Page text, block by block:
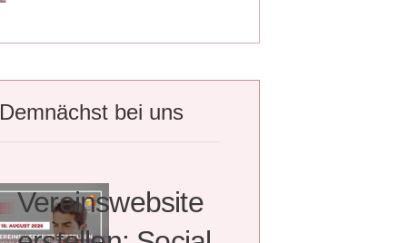
Demnächst bei uns
Vereinswebsite